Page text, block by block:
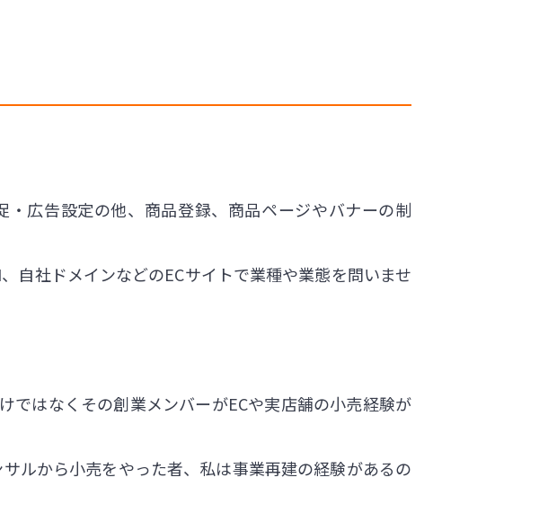
広告設定の他、商品登録、商品ページやバナーの制
自社ドメインなどのECサイトで業種や業態を問いませ
ではなくその創業メンバーがECや実店舗の小売経験が
ルから小売をやった者、私は事業再建の経験があるの